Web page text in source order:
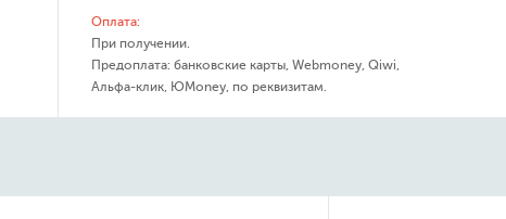
Оплата:
При получении.
Предоплата: банковские карты, Webmoney, Qiwi,
Альфа-клик, ЮMoney, по реквизитам.